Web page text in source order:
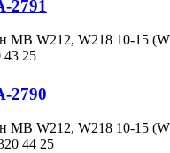
2791
MB W212, W218 10-15
43 25
2790
MB W212, W218 10-15
44 25